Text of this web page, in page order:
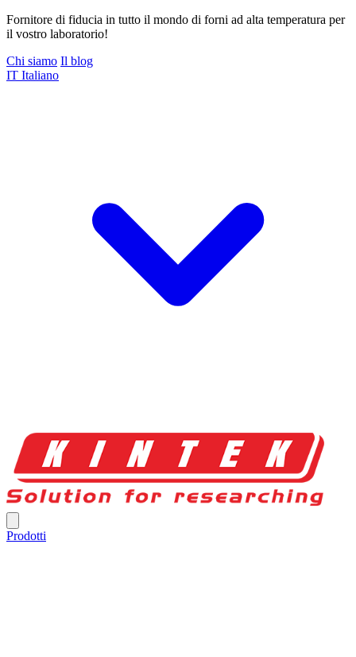
Fornitore di fiducia in tutto il mondo di forni ad alta temperatura per
il vostro laboratorio!
Chi siamo Il blog
IT Italiano
Prodotti